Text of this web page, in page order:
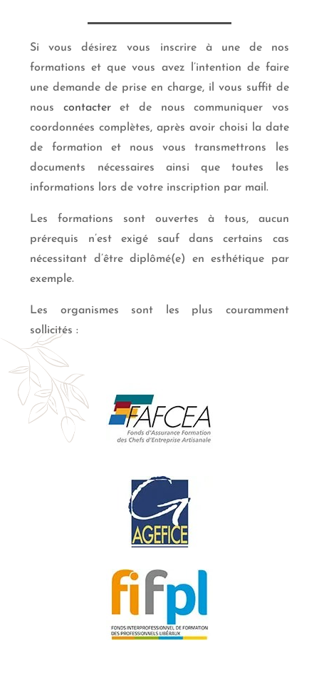
Si vous désirez vous inscrire à une de nos
formations et que vous avez l’intention de faire
une demande de prise en charge, il vous suffit de
nous contacteret de nous communiquer vos
coordonnées complètes, après avoir choisi la date
de formation et nous vous transmettrons les
documents nécessaires ainsi que toutes les
informations lors de votre inscription par mail.
Les formations sont ouvertes à tous, aucun
prérequis n’est exigé sauf dans certains cas
nécessitant d’être diplômé(e) en esthétique par
exemple.
Les organismes sont les plus couramment
sollicités :